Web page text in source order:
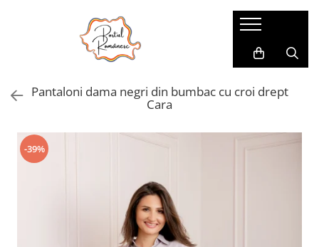
Pijamale Dama Marimi Mari
Pijamale Baieti
Pijamale Fetite
Imbracaminte copii
Imbracaminte Baieti
Pantaloni dama negri din bumbac cu croi drept
Cara
-39%